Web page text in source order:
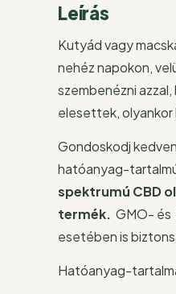
Leírás
Kutyád vagy
nehéz napokon,
szembenézni
elesettek, olyankor
Gondoskodj
hatóanyag-
spektrumú CBD
termék. GMO- és
esetében is
Hatóanyag-